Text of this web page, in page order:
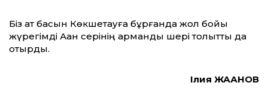
Біз ат басын Көкшетауға бұрғанда жол бойы
жүрегімді Ақан серінің арманды шері толқытты да
отырды.
Ілия ЖАҚАНОВ